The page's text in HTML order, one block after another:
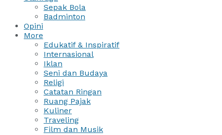
Sepak Bola
Badminton
Opini
More
Edukatif & Inspiratif
Internasional
Iklan
Seni dan Budaya
Religi
Catatan Ringan
Ruang Pajak
Kuliner
Traveling
Film dan Musik